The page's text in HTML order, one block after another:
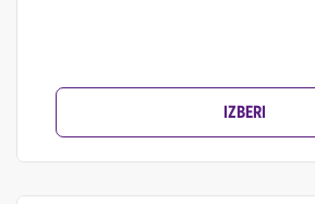
IZBERI